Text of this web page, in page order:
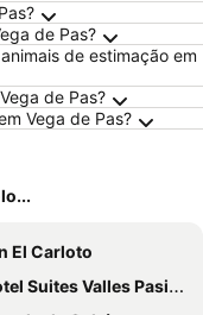
de Pas?
de estimação em
de Pas?
Vega de Pas?
El Carloto
Suites Valles Pasiegos